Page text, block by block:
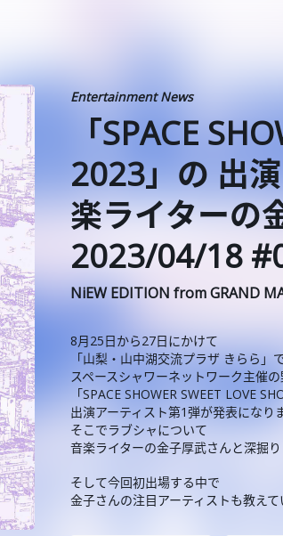
Entertainment News
「SPACE
2023」の 出
楽ライターの
2023/04/18
NiEW EDITION from GRAND
8月25日から27日にかけて
「山梨・山中湖交流プラザ きらら」
スペースシャワーネットワーク主催の
「SPACE SHOWER SWEET LOVE
出演アーティスト第1弾が発表になり
そこでラブシャについて
音楽ライターの金子厚武さんと深掘り
そして今回初出場する中で
金子さんの注目アーティストも教えて